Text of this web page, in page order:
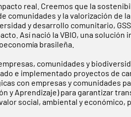
real. Creemos que la
y la valorización de
y desarrollo comunitario,
Así nació la VBIO, una solución
brasileña.
comunidades y
e implementado proyectos de
con empresas y comunidades
y Aprendizaje) para garantizar
social, ambiental y económico,